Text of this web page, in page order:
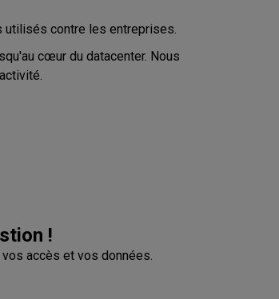
contre les entreprises.
cœur du datacenter. Nous
!
accès et vos données.